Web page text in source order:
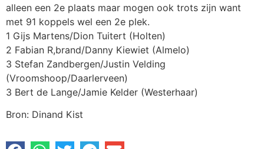
alleen een 2e plaats maar mogen ook trots zijn want
met 91 koppels wel een 2e plek.
1 Gijs Martens/Dion Tuitert (Holten)
2 Fabian R,brand/Danny Kiewiet (Almelo)
3 Stefan Zandbergen/Justin Velding
(Vroomshoop/Daarlerveen)
3 Bert de Lange/Jamie Kelder (Westerhaar)
Bron: Dinand Kist